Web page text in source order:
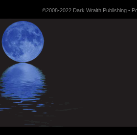
©2008-2022 Dark Wraith Publishing •